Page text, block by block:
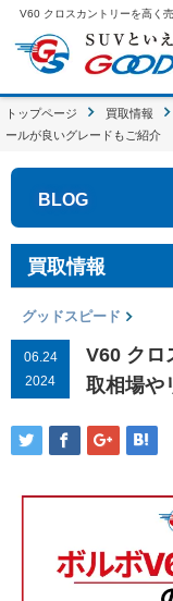
トップページ 買取情報
ールが良いグレードもご紹介
BLOG
買取情報
グッドスピード
06.24
2024
V60 クロ
取相場や